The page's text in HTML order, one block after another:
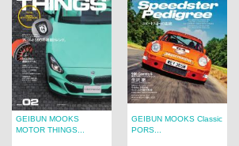
GEIBUN MOOKS
MOTOR THINGS...
GEIBUN MOOKS Classic
PORS...